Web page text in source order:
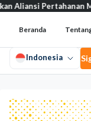
Makkah tak
Beranda
Indonesia